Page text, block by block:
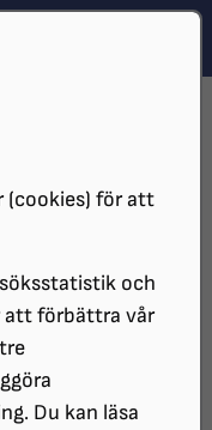
(cookies) för att
och
att förbättra vår
Du kan läsa
GÖR VI I SRF GÖTEBORG